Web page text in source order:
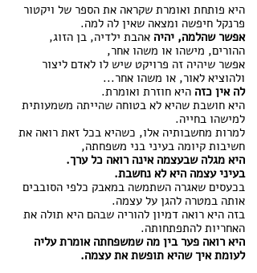
היא פותחת ואומרת שקראה את הספר של ויקטור
פרנקל חיפשה ומצאה שאין לה למה.
אפשר שהלמה, יהיה אהבת ילדיה, בן הזוג,
ההורים, מישהו או משהו אחר,
אפשר שיהיה זה פרויקט שיש לו לאדם ליצור
ולהוציא לאור, או משהו אחר...
לה אין כזה היא חוזרת ואומרת.
היא חושבת שהיא לא בטוחה שהייתה משמעותית
למישהו בחייה.
למרות מחשבותיה אלו, כשהיא בכל זאת רואה את
חשיבות קיומה בעיני בני משפחתה,
היא מגלה שבעצמה אינה רואה כל ערך.
בעיני עצמה היא לא נחשבת.
בכעסים שאגרה השתמשה במאבק כלפי הסובבים
אותה במטרה להגן על עצמה.
בזה היא רואה דמיון להוריה שבהם היא תולה את
האחריות להתפתחותה.
היא רואה פער בין מה שמשפחתה אומרת עליה
לעומת איך שהיא תופשת את עצמה.